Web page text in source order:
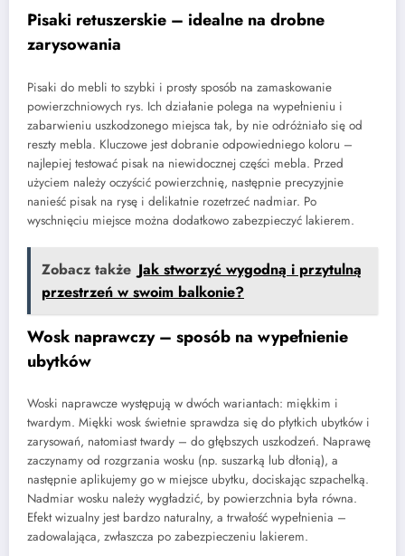
Pisaki retuszerskie – idealne na drobne
zarysowania
Pisaki do mebli to szybki i prosty sposób na zamaskowanie
powierzchniowych rys. Ich działanie polega na wypełnieniu i
zabarwieniu uszkodzonego miejsca tak, by nie odróżniało się od
reszty mebla. Kluczowe jest dobranie odpowiedniego koloru –
najlepiej testować pisak na niewidocznej części mebla. Przed
użyciem należy oczyścić powierzchnię, następnie precyzyjnie
nanieść pisak na rysę i delikatnie rozetrzeć nadmiar. Po
wyschnięciu miejsce można dodatkowo zabezpieczyć lakierem.
Zobacz także Jak stworzyć wygodną i przytulną
przestrzeń w swoim balkonie?
Wosk naprawczy – sposób na wypełnienie
ubytków
Woski naprawcze występują w dwóch wariantach: miękkim i
twardym. Miękki wosk świetnie sprawdza się do płytkich ubytków i
zarysowań, natomiast twardy – do głębszych uszkodzeń. Naprawę
zaczynamy od rozgrzania wosku (np. suszarką lub dłonią), a
następnie aplikujemy go w miejsce ubytku, dociskając szpachelką.
Nadmiar wosku należy wygładzić, by powierzchnia była równa.
Efekt wizualny jest bardzo naturalny, a trwałość wypełnienia –
zadowalająca, zwłaszcza po zabezpieczeniu lakierem.